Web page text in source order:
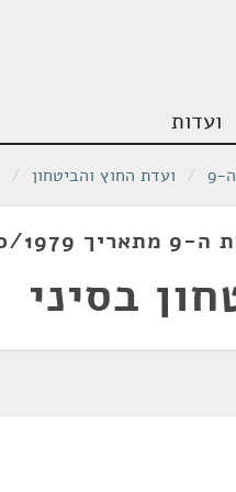
ועדות
9
/ ועדת החוץ והביטחון /
1979
בסיני